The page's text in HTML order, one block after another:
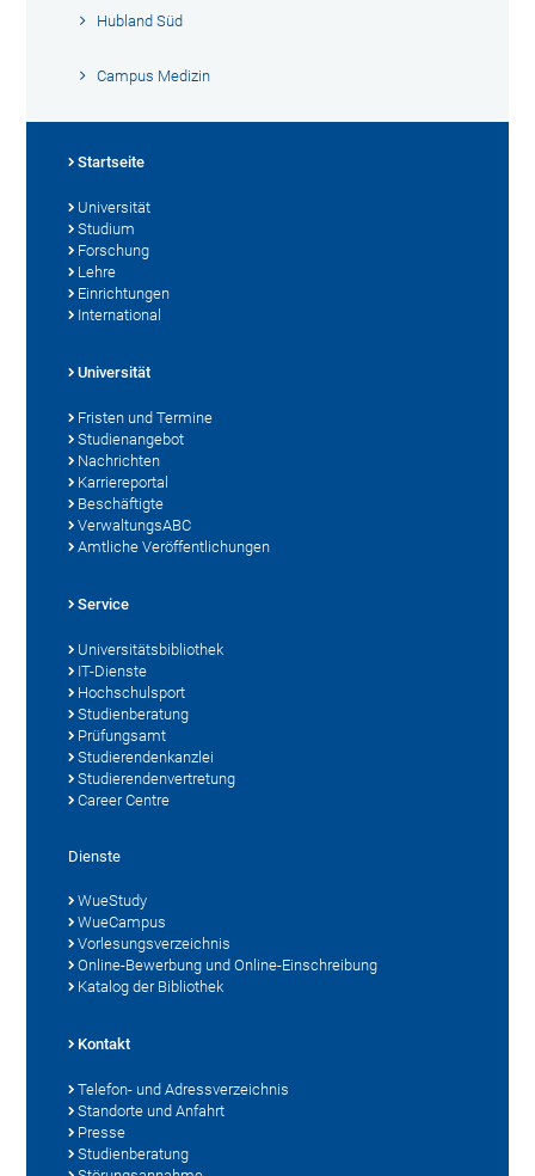
Hubland Süd
Campus Medizin
Startseite
Universität
Studium
Forschung
Lehre
Einrichtungen
International
Universität
Fristen und Termine
Studienangebot
Nachrichten
Karriereportal
Beschäftigte
VerwaltungsABC
Amtliche Veröffentlichungen
Service
Universitätsbibliothek
IT-Dienste
Hochschulsport
Studienberatung
Prüfungsamt
Studierendenkanzlei
Studierendenvertretung
Career Centre
Dienste
WueStudy
WueCampus
Vorlesungsverzeichnis
Online-Bewerbung und Online-Einschreibung
Katalog der Bibliothek
Kontakt
Telefon- und Adressverzeichnis
Standorte und Anfahrt
Presse
Studienberatung